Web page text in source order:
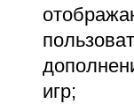
игр;